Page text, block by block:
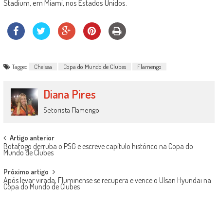
Stadium, em Miami, nos Estados Unidos.
Tagged Chelsea Copa do Mundo de Clubes Flamengo
Diana Pires
Setorista Flamengo
Post
navigation
Artigo anterior
Botafogo derruba o PSG e escreve capítulo histórico na Copa do
Mundo de Clubes
Próximo artigo
Após levar virada, Fluminense se recupera e vence o Ulsan Hyundai na
Copa do Mundo de Clubes